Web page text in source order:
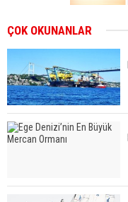
ÇOK OKUNANLAR